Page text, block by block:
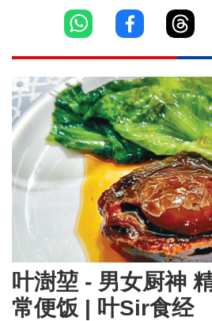
叶澍堃 - 男女厨神
常便饭 | 叶Sir食经